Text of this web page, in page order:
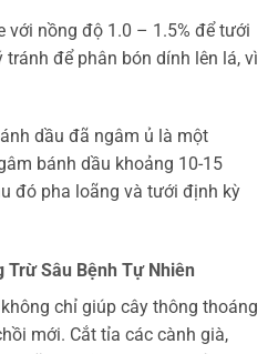
với nồng độ 1.0 – 1.5% để tưới
để phân bón dính lên lá, vì
dầu đã ngâm ủ là một
bánh dầu khoảng 10-15
đó pha loãng và tưới định kỳ
Trừ Sâu Bệnh Tự Nhiên
chỉ giúp cây thông thoáng
mới. Cắt tỉa các cành già,